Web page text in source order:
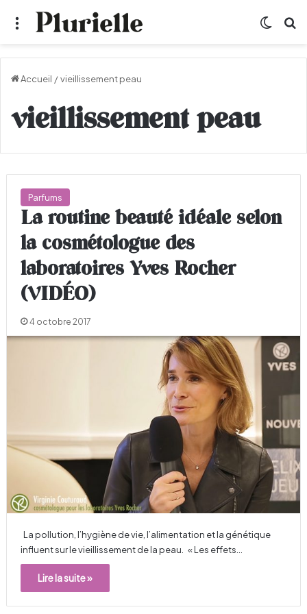
Menu
Accueil /vieillissement peau
vieillissement peau
Parfums
La routine beauté idéale selon
la cosmétologue des
laboratoires Yves Rocher
(VIDÉO)
4 octobre 2017
La pollution, l’hygiène de vie, l’alimentation et la génétique
influent sur le vieillissement de la peau. « Les effets…
Lire la suite »